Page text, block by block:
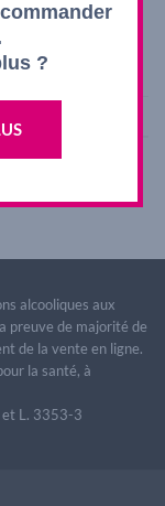
fermés.
alcooliques aux
preuve de majorité de
de la vente en ligne.
la santé, à
et L. 3353-3
?